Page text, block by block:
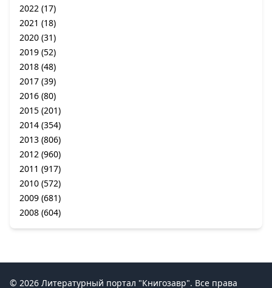
2022 (17)
2021 (18)
2020 (31)
2019 (52)
2018 (48)
2017 (39)
2016 (80)
2015 (201)
2014 (354)
2013 (806)
2012 (960)
2011 (917)
2010 (572)
2009 (681)
2008 (604)
© 2026 Литературный портал "Книгозавр". Все права